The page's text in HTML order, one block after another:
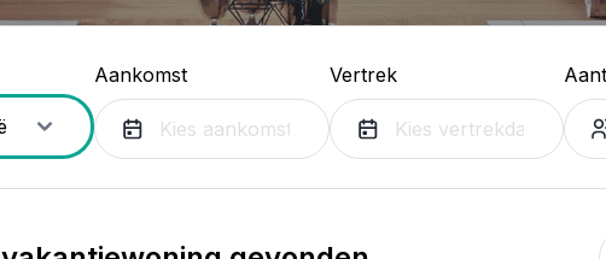
Aankomst Vertrek